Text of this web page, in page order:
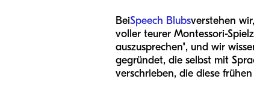
BeiSpeech Blubsverstehen
voller teurer Montessori-
auszusprechen", und wir
gegründet, die selbst mit
verschrieben, die diese